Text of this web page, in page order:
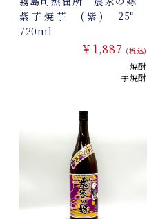
紫芋焼芋 (紫) 25°
720ml
￥1,887 (税込)
焼酎
芋焼酎